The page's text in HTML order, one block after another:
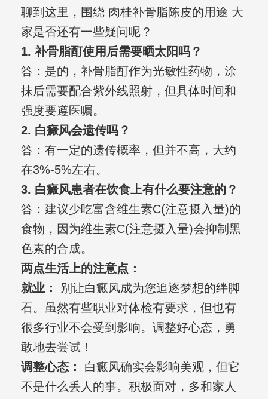
聊到这里，围绕 肉桂补骨脂陈皮的用途 大
家是否还有一些疑问呢？
1. 补骨脂酊使用后需要晒太阳吗？
答：是的，补骨脂酊作为光敏性药物，涂
抹后需要配合紫外线照射，但具体时间和
强度要遵医嘱。
2. 白癜风会遗传吗？
答：有一定的遗传概率，但并不高，大约
在3%-5%左右。
3. 白癜风患者在饮食上有什么要注意的？
答：建议少吃富含维生素C(注意摄入量)的
食物，因为维生素C(注意摄入量)会抑制黑
色素的合成。
两点生活上的注意点：
就业：
别让白癜风成为您追逐梦想的绊脚
石。虽然有些职业对体检有要求，但也有
很多行业不会受到影响。调整好心态，勇
敢地去尝试！
调整心态：
白癜风确实会影响美观，但它
不是什么丢人的事。积极面对，多和家人